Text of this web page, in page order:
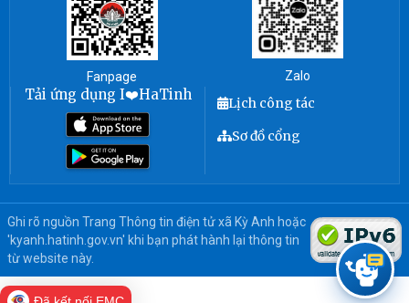
Fanpage Zalo
Tải ứng dụng I❤️HaTinh
Lịch công tác
Sơ đồ cổng
Ghi rõ nguồn Trang Thông tin điện tử xã Kỳ Anh hoặc
'kyanh.hatinh.gov.vn' khi bạn phát hành lại thông tin
từ website này.